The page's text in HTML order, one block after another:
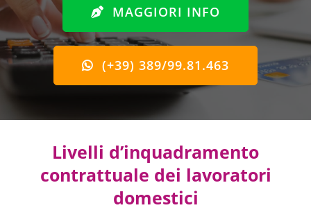
MAGGIORI INFO
(+39) 389/99.81.463
Livelli d’inquadramento
contrattuale dei lavoratori
domestici